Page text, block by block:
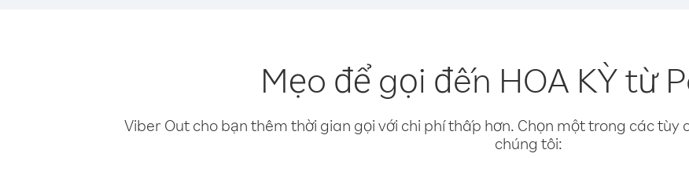
Mẹo để gọi đến HOA KỲ từ
Viber Out cho bạn thêm thời gian gọi với chi phí thấp hơn. Chọn một trong các tùy
chúng tôi: